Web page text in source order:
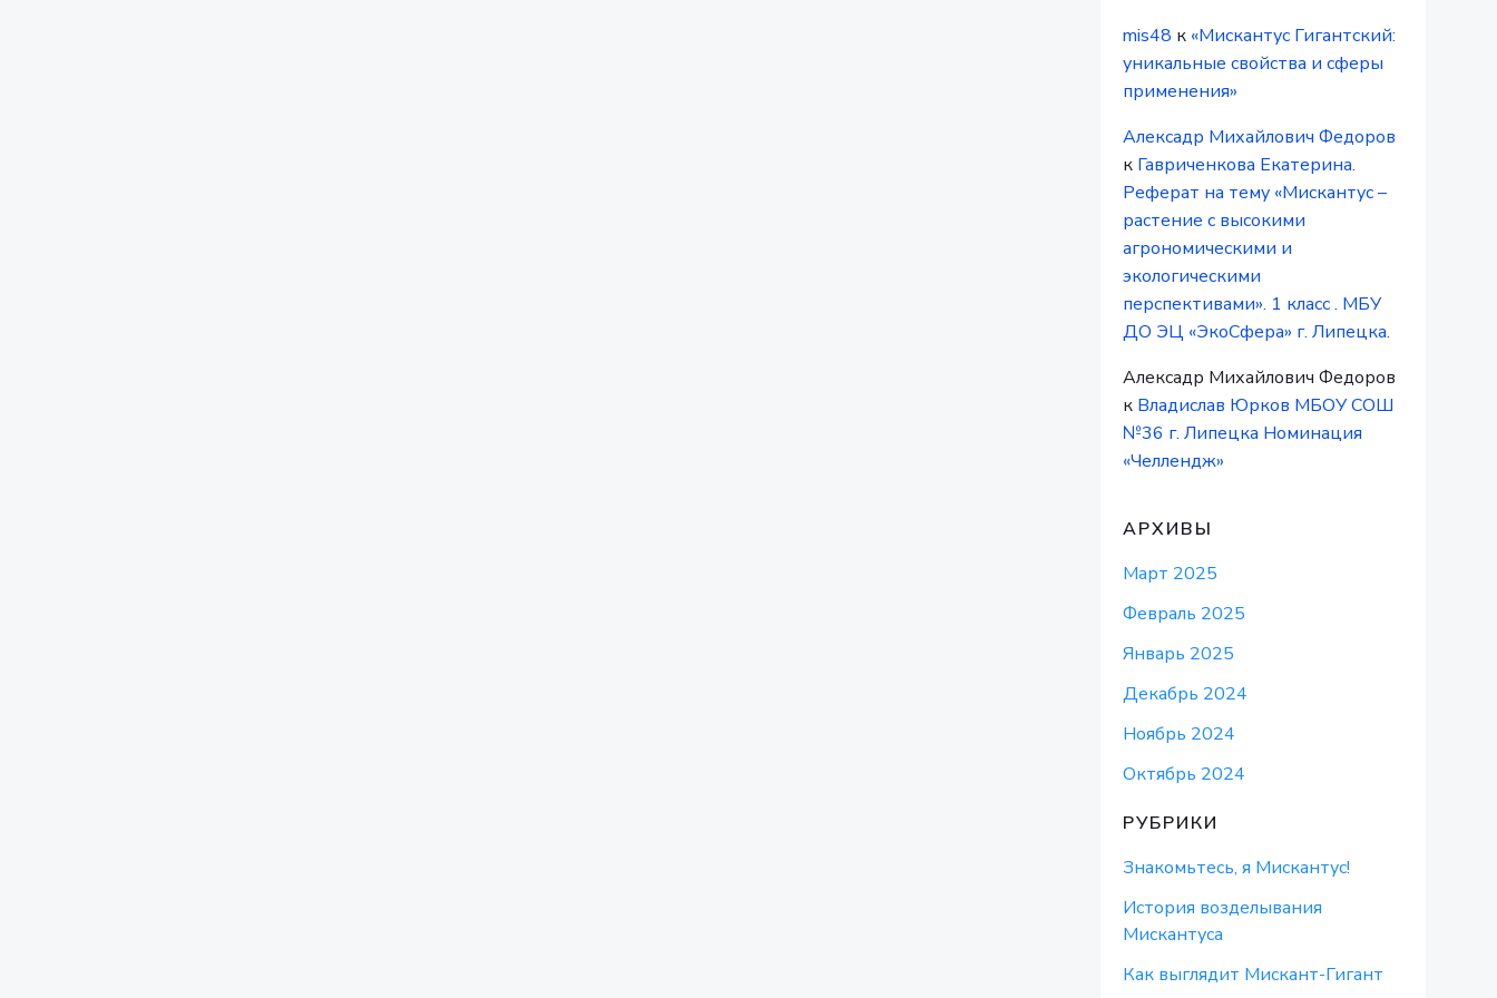
mis48 к «Мискантус Гигантский:
уникальные свойства и сферы
применения»
Алексадр Михайлович Федоров
к Гавриченкова Екатерина.
Реферат на тему «Мискантус –
растение с высокими
агрономическими и
экологическими
перспективами». 1 класс . МБУ
ДО ЭЦ «ЭкоСфера» г. Липецка.
Алексадр Михайлович Федоров
к Владислав Юрков МБОУ СОШ
№36 г. Липецка Номинация
«Челлендж»
АРХИВЫ
Март 2025
Февраль 2025
Январь 2025
Декабрь 2024
Ноябрь 2024
Октябрь 2024
РУБРИКИ
Знакомьтесь, я Мискантус!
История возделывания
Мискантуса
Как выглядит Мискант-Гигант